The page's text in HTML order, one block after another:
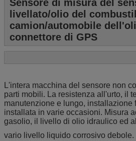
Sensore di misura del
livellato/olio del
camion/automobile
connettore di GPS
L'intera macchina del sensore non
parti mobili. La resistenza all'urto, il
manutenzione e lungo, installazione
installata in varie occasioni. Misura
gasolio, il livello di olio idraulico ed
vario livello liquido corrosivo debole.